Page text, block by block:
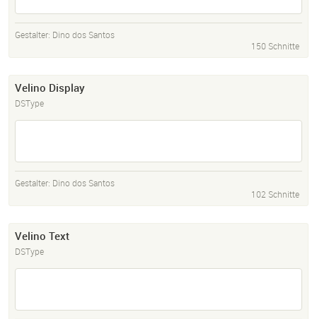
Gestalter: Dino dos Santos
150 Schnitte
Velino Display
DSType
Gestalter: Dino dos Santos
102 Schnitte
Velino Text
DSType